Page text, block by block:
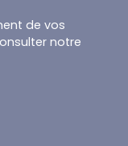
de vos
notre